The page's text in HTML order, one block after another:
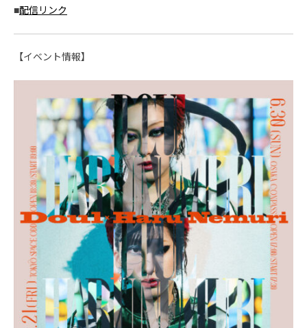
■配信リンク
【イベント情報】